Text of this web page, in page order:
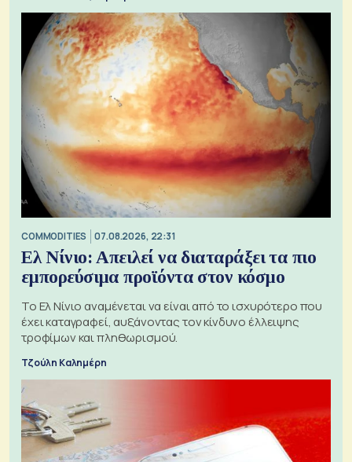
COMMODITIES 07.08.2026, 22:31
Ελ Νίνιο: Απειλεί να διαταράξει τα πιο
εμπορεύσιμα προϊόντα στον κόσμο
Το Ελ Νίνιο αναμένεται να είναι από το ισχυρότερο που
έχει καταγραφεί, αυξάνοντας τον κίνδυνο έλλειψης
τροφίμων και πληθωρισμού.
Τζούλη Καλημέρη